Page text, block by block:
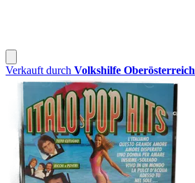
Verkauft durch Volkshilfe Oberösterreich